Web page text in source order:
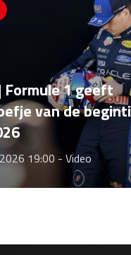
Formule 1 geeft
van de
19:00 - Video